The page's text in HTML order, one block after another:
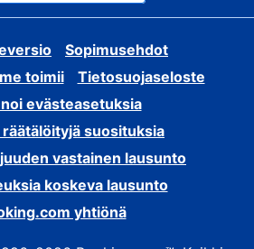
Sopimusehdot
toimii
Tietosuojaseloste
evästeasetuksia
räätälöityjä suosituksia
vastainen lausunto
koskeva lausunto
yhtiönä